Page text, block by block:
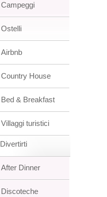
Campeggi
Ostelli
Airbnb
Country House
Bed & Breakfast
Villaggi turistici
Divertirti
After Dinner
Discoteche